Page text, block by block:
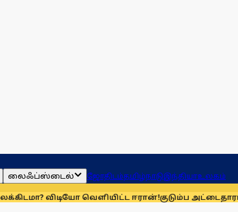
லைஃப்ஸ்டைல் ஜோதிடம்தமிழ்நாடுஇந்தியாஉலகம்
வெளியிட்ட ஈரான்!குடும்ப அட்டைதாரர்கள்